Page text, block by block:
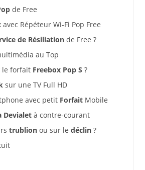
de Free
Répéteur Wi-Fi Pop Free
de Résiliationde Free ?
au Top
le forfait Freebox Pop S ?
sur une TV Full HD
avec petit ForfaitMobile
Devialetà contre-courant
trublionou sur le déclin?